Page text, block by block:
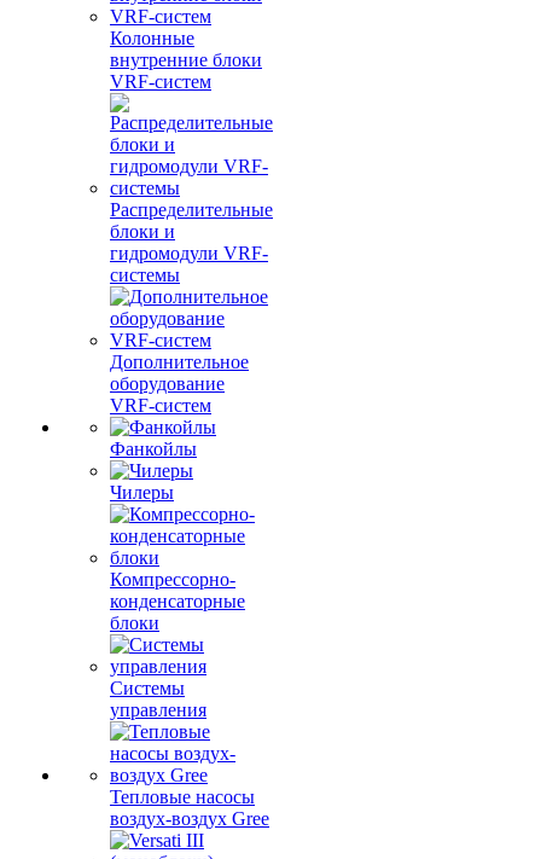
Колонные
внутренние блоки
VRF-систем
Распределительные
блоки и
гидромодули VRF-
системы
Дополнительное
оборудование
VRF-систем
Фанкойлы
Чилеры
Компрессорно-
конденсаторные
блоки
Системы
управления
Тепловые насосы
воздух-воздух Gree